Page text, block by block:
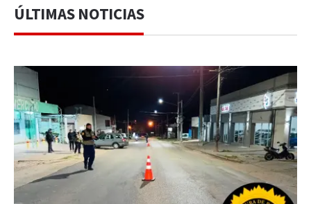
ÚLTIMAS NOTICIAS